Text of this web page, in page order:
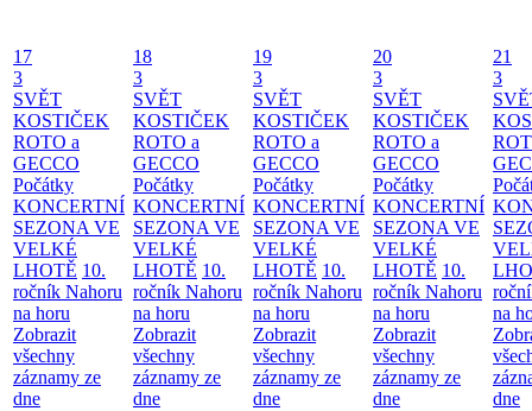
17
3
SVĚT
KOSTIČEK
ROTO a
GECCO
Počátky
KONCERTNÍ
SEZONA VE
VELKÉ
LHOTĚ 10.
ročník Nahoru
na horu
Zobrazit
všechny
záznamy ze
dne
18
3
SVĚT
KOSTIČEK
ROTO a
GECCO
Počátky
KONCERTNÍ
SEZONA VE
VELKÉ
LHOTĚ 10.
ročník Nahoru
na horu
Zobrazit
všechny
záznamy ze
dne
19
3
SVĚT
KOSTIČEK
ROTO a
GECCO
Počátky
KONCERTNÍ
SEZONA VE
VELKÉ
LHOTĚ 10.
ročník Nahoru
na horu
Zobrazit
všechny
záznamy ze
dne
20
3
SVĚT
KOSTIČEK
ROTO a
GECCO
Počátky
KONCERTNÍ
SEZONA VE
VELKÉ
LHOTĚ 10.
ročník Nahoru
na horu
Zobrazit
všechny
záznamy ze
dne
21
3
na
dne